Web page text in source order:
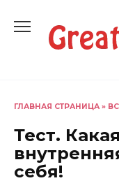
содержанию
ГЛАВНАЯ СТРАНИЦА »
Тест.
себя!